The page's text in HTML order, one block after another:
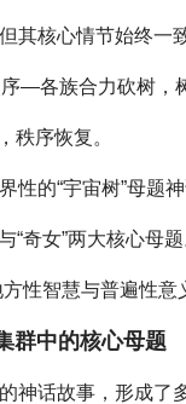
其核心情节始终一
—各族合力砍树，
序恢复。
性的“宇宙树”母题
奇女”两大核心母
性智慧与普遍性意
群中的核心母题
神话故事，形成了